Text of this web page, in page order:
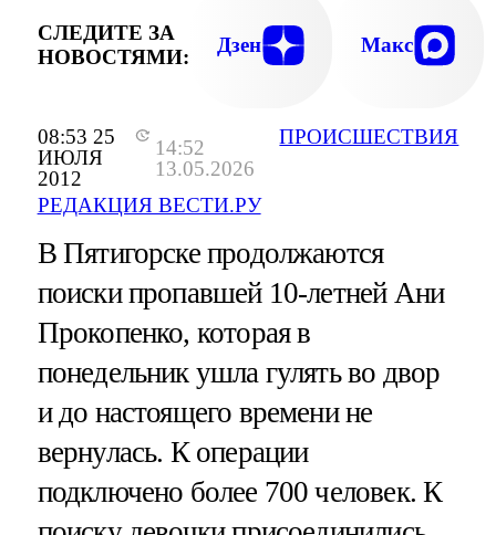
08:53 25
ИЮЛЯ
2012
14:52
13.05.2026
РЕДАКЦИЯ ВЕСТИ.РУ
ПРОИСШЕСТВИЯ
СЛЕДИТЕ ЗА
НОВОСТЯМИ:
Дзен Макс
В Пятигорске продолжаются
поиски пропавшей 10-летней Ани
Прокопенко, которая в
понедельник ушла гулять во двор
и до настоящего времени не
вернулась. К операции
подключено более 700 человек. К